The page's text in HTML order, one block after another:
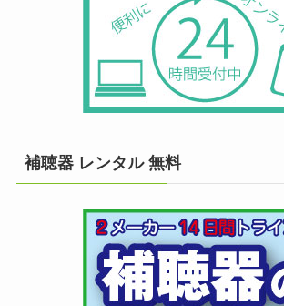
補聴器 レンタル 無料